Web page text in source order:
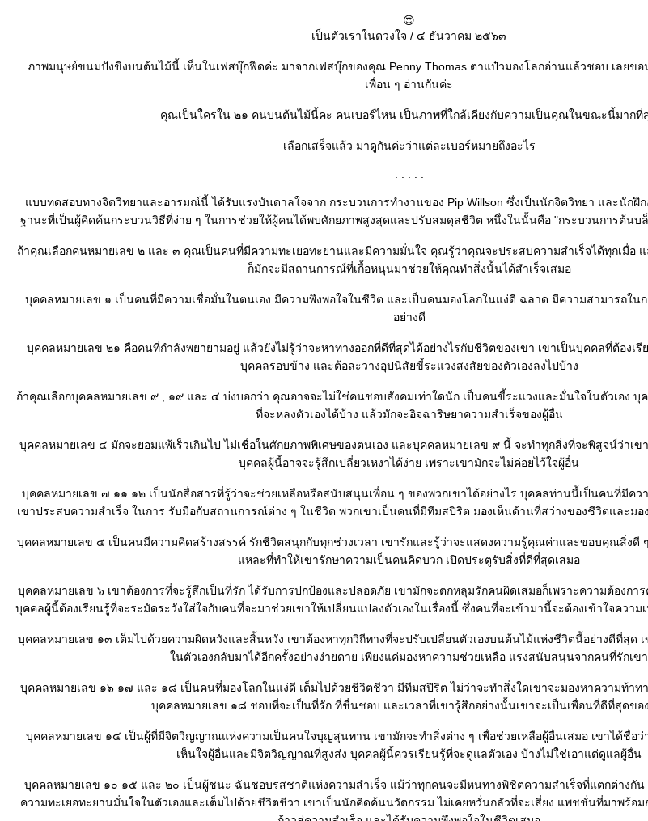
😍
เป็นตัวเราในดวงใจ / ๔ ธันวาคม ๒๕๖๓
ภาพมนุษย์ขนมปังขิงบนต้นไม้นี้ เห็นในเฟสบุ๊กฟีดค่ะ มาจากเฟสบุ๊กของคุณ Penny Thomas ตาแป๋วมองโลกอ่านแล้วชอบ เลยข
เพื่อน ๆ อ่านกันค่ะ
คุณเป็นใครใน ๒๑ คนบนต้นไม้นี้คะ คนเบอร์ไหน เป็นภาพที่ใกล้เคียงกับความเป็นคุณในขณะนี้มากที่
เลือกเสร็จแล้ว มาดูกันค่ะว่าแต่ละเบอร์หมายถึงอะไร
บบทดสอบทางจิตวิทยาและอารมณ์นี้ ได้รับแรงบันดาลใจจาก กระบวนการทำงานของ Pip Willson ซึ่งเป็นนักจิตวิทยา และนักฝึ
ฐานะที่เป็นผู้คิดค้นกระบวนวิธีที่ง่าย ๆ ในการช่วยให้ผู้คนได้พบศักยภาพสูงสุดและปรับสมดุลชีวิต หนึ่งในนั้นคือ "กระบวนการต้นบ
ถ้าคุณเลือกคนหมายเลข ๒ และ ๓ คุณเป็นคนที่มีความทะเยอทะยานและมีความมั่นใจ คุณรู้ว่าคุณจะประสบความสำเร็จได้ทุกเมื่อ แ
ก็มักจะมีสถานการณ์ที่เกื้อหนุนมาช่วยให้คุณทำสิ่งนั้นได้สำเร็จเสมอ
บุคคลหมายเลข ๑ เป็นคนที่มีความเชื่อมั่นในตนเอง มีความพึงพอใจในชีวิต และเป็นคนมองโลกในแง่ดี ฉลาด มีความสามารถใน
อย่างดี
บุคคลหมายเลข ๒๑ คือคนที่กำลังพยายามอยู่ แล้วยังไม่รู้ว่าจะหาทางออกที่ดีที่สุดได้อย่างไรกับชีวิตของเขา เขาเป็นบุคคลที่ต้องเ
บุคคลรอบข้าง และต้อละวางอุปนิสัยขี้ระแวงสงสัยของตัวเองลงไปบ้าง
ถ้าคุณเลือกบุคคลหมายเลข ๙ , ๑๙ และ ๔ บ่งบอกว่า คุณอาจจะไม่ใช่คนชอบสังคมเท่าใดนัก เป็นคนขี้ระแวงและมั่นใจในตัวเอง
ที่จะหลงตัวเองได้บ้าง แล้วมักจะอิจฉาริษยาความสำเร็จของผู้อื่น
บุคคลหมายเลข ๔ มักจะยอมแพ้เร็วเกินไป ไม่เชื่อในศักยภาพพิเศษของตนเอง และบุคคลหมายเลข ๙ นี้ จะทำทุกสิ่งที่จะพิสูจน์ว่าเ
บุคคลผู้นี้อาจจะรู้สึกเปลี่ยวเหงาได้ง่าย เพราะเขามักจะไม่ค่อยไว้ใจผู้อื่น
บุคคลหมายเลข ๗ ๑๑ ๑๒ เป็นนักสื่อสารที่รู้ว่าจะช่วยเหลือหรือสนับสนุนเพื่อน ๆ ของพวกเขาได้อย่างไร บุคคลท่านนี้เป็นคนที่มีคว
เขาประสบความสำเร็จ ในการ รับมือกับสถานการณ์ต่าง ๆ ในชีวิต พวกเขาเป็นคนที่มีทีมสปิริต มองเห็นด้านที่สว่างของชีวิตและม
บุคคลหมายเลข ๕ เป็นคนมีความคิดสร้างสรรค์ รักชีวิตสนุกกับทุกช่วงเวลา เขารักและรู้ว่าจะแสดงความรู้คุณค่าและขอบคุณสิ่งดี
หละที่ทำให้เขารักษาความเป็นคนคิดบวก เปิดประตูรับสิ่งที่ดีที่สุดเสมอ
บุคคลหมายเลข ๖ เขาต้องการที่จะรู้สึกเป็นที่รัก ได้รับการปกป้องและปลอดภัย เขามักจะตกหลุมรักคนผิดเสมอก็เพราะความต้องกา
บุคคลผู้นี้ต้องเรียนรู้ที่จะระมัดระวังใส่ใจกับคนที่จะมาช่วยเขาให้เปลี่ยนแปลงตัวเองในเรื่องนี้ ซึ่งคนที่จะเข้ามานี้จะต้องเข้าใจความ
บุคคลหมายเลข ๑๓ เต็มไปด้วยความผิดหวังและสิ้นหวัง เขาต้องหาทุกวิถีทางที่จะปรับเปลี่ยนตัวเองบนต้นไม้แห่งชีวิตนี้อย่างดีที่สุด
นตัวเองกลับมาได้อีกครั้งอย่างง่ายดาย เพียงแค่มองหาความช่วยเหลือ แรงสนับสนุนจากคนที่รักเขา
บุคคลหมายเลข ๑๖ ๑๗ และ ๑๘ เป็นคนที่มองโลกในแง่ดี เต็มไปด้วยชีวิตชีวา มีทีมสปิริต ไม่ว่าจะทำสิ่งใดเขาจะมองหาความท้าท
บุคคลหมายเลข ๑๘ ชอบที่จะเป็นที่รัก ที่ชื่นชอบ และเวลาที่เขารู้สึกอย่างนั้นเขาจะเป็นเพื่อนที่ดีที่สุดข
บุคคลหมายเลข ๑๔ เป็นผู้ที่มีจิตวิญญาณแห่งความเป็นคนใจบุญสุนทาน เขามักจะทำสิ่งต่าง ๆ เพื่อช่วยเหลือผู้อื่นเสมอ เขาได้ชื่อ
เห็นใจผู้อื่นและมีจิตวิญญาณที่สูงส่ง บุคคลผู้นี้ควรเรียนรู้ที่จะดูแลตัวเอง บ้างไม่ใช่เอาแต่ดูแลผู้อื่น
บุคคลหมายเลข ๑๐ ๑๕ และ ๒๐ เป็นผู้ชนะ ฉันชอบรสชาติแห่งความสำเร็จ แม้ว่าทุกคนจะมีหนทางพิชิตความสำเร็จที่แตกต่างกั
ความทะเยอทะยานมั่นใจในตัวเองและเต็มไปด้วยชีวิตชีวา เขาเป็นนักคิดค้นนวัตกรรม ไม่เคยหวั่นกลัวที่จะเสี่ยง แพชชั่นที่มาพร้อม